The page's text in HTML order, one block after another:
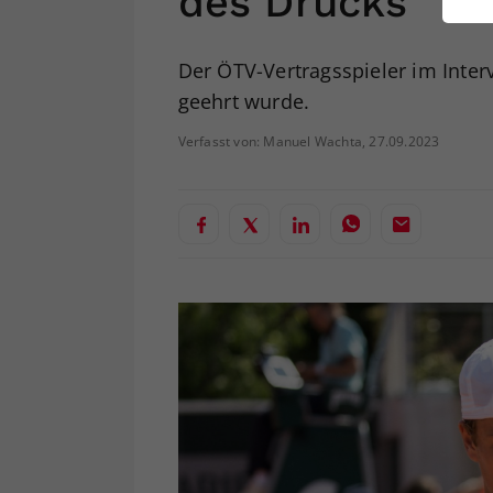
Der ÖTV-Vertragsspieler im
geehrt wurde.
Verfasst von: Manuel Wachta, 27.09.2023